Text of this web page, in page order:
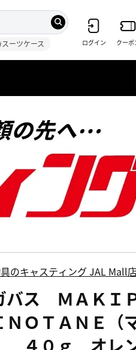
ーツケース ログイン クーポ
のキャスティング JAL Mall
バス ＭＡＫＩ
ＮＯＴＡＮＥ（
４０ｇ オレ